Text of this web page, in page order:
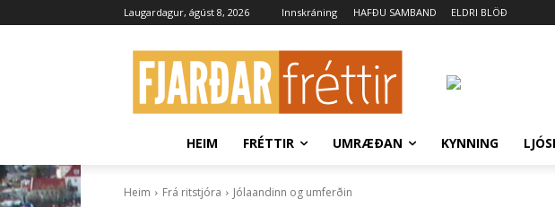
Laugardagur, ágúst 8, 2026 Innskráning HAFÐU SAMBAND ELDRI BLÖÐ
HEIM FRÉTTIR UMRÆÐAN KYNNING
Heim Frá ritstjóra Jólaandinn og umferðin